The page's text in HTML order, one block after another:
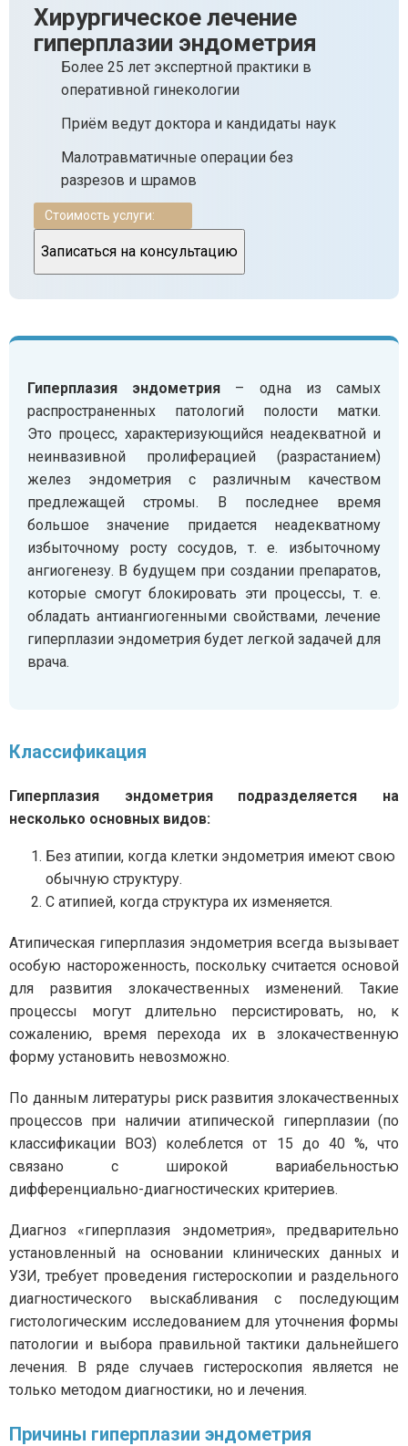
Хирургическое лечение
гиперплазии эндометрия
Более 25 лет экспертной практики в
оперативной гинекологии
Приём ведут доктора и кандидаты наук
Малотравматичные операции без
разрезов и шрамов
Стоимость услуги:
Записаться на консультацию
Гиперплазия эндометрия – одна из самых
распространенных патологий полости матки.
Это процесс, характеризующийся неадекватной и
неинвазивной пролиферацией (разрастанием)
желез эндометрия с различным качеством
предлежащей стромы. В последнее время
большое значение придается неадекватному
избыточному росту сосудов, т. е. избыточному
ангиогенезу. В будущем при создании препаратов,
которые смогут блокировать эти процессы, т. е.
обладать антиангиогенными свойствами, лечение
гиперплазии эндометрия будет легкой задачей для
врача.
Классификация
Гиперплазия эндометрия подразделяется на
несколько основных видов:
Без атипии, когда клетки эндометрия имеют свою
обычную структуру.
С атипией, когда структура их изменяется.
Атипическая гиперплазия эндометрия всегда вызывает
особую настороженность, поскольку считается основой
для развития злокачественных изменений. Такие
процессы могут длительно персистировать, но, к
сожалению, время перехода их в злокачественную
форму установить невозможно.
По данным литературы риск развития злокачественных
процессов при наличии атипической гиперплазии (по
классификации ВОЗ) колеблется от 15 до 40 %, что
связано с широкой вариабельностью
дифференциально-диагностических критериев.
Диагноз «гиперплазия эндометрия», предварительно
установленный на основании клинических данных и
УЗИ, требует проведения гистероскопии и раздельного
диагностического выскабливания с последующим
гистологическим исследованием для уточнения формы
патологии и выбора правильной тактики дальнейшего
лечения. В ряде случаев гистероскопия является не
только методом диагностики, но и лечения.
Причины гиперплазии эндометрия